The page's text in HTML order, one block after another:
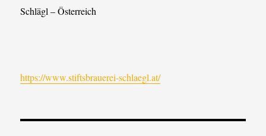
Schlägl – Österreich
https://www.stiftsbrauerei-schlaegl.at/